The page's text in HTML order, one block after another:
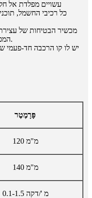
עשויים מפלדת אל
המפעילים במהלך ניפוי באגים והחלפת עובש.
פָּרָמֶטֶר
120 מ"מ
140 מ"מ
0.1-1.5 מ '/דקה